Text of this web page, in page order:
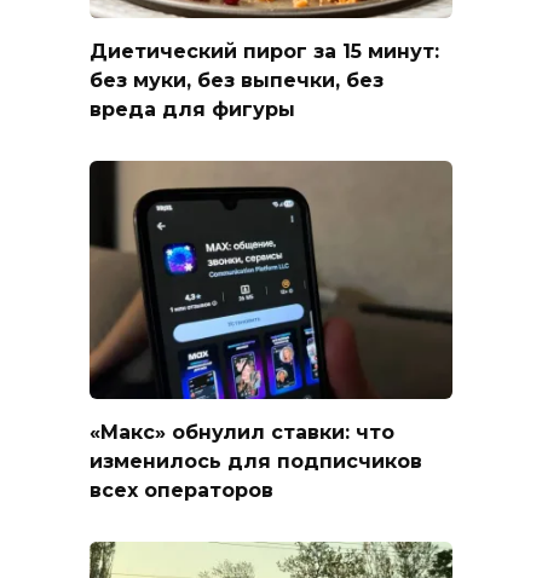
Диетический пирог за 15 минут:
без муки, без выпечки, без
вреда для фигуры
«Макс» обнулил ставки: что
изменилось для подписчиков
всех операторов